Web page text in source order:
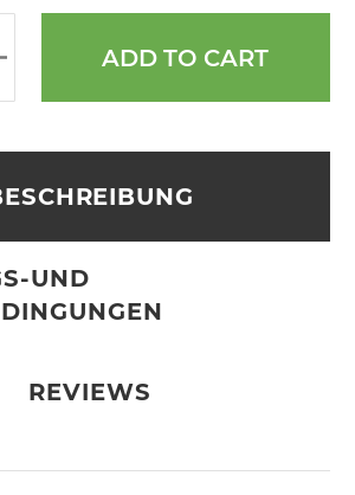
ADD TO CART
UND
REVIEWS